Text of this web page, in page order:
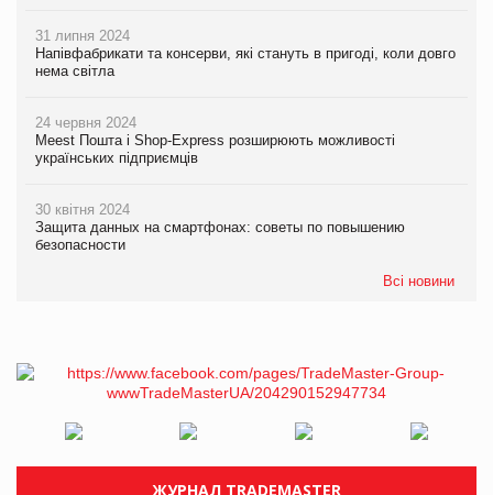
31 липня 2024
Напівфабрикати та консерви, які стануть в пригоді, коли довго
нема світла
24 червня 2024
Meest Пошта і Shop-Express розширюють можливості
українських підприємців
30 квітня 2024
Защита данных на смартфонах: советы по повышению
безопасности
Всі новини
ЖУРНАЛ TRADEMASTER